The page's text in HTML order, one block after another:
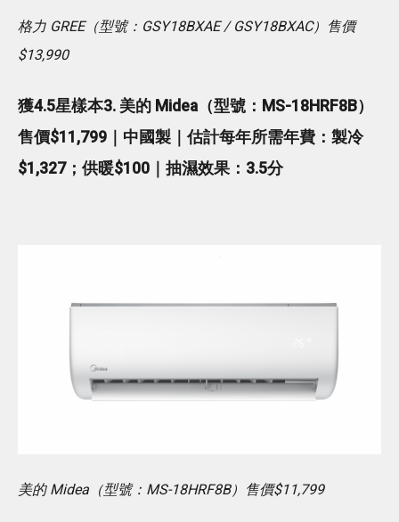
格力 GREE（型號：GSY18BXAE / GSY18BXAC）售價
$13,990
獲4.5星樣本3. 美的 Midea（型號：MS-18HRF8B）
售價$11,799｜中國製｜估計每年所需年費：製冷
$1,327；供暖$100｜抽濕效果：3.5分
美的 Midea（型號：MS-18HRF8B）售價$11,799